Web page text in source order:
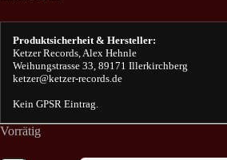
Produktsicherheit & Hersteller:
Ketzer Records, Alex Hehnle
Weihungstrasse 33, 89171 Illerkirchberg
ketzer@ketzer-records.de
Kein GPSR Eintrag.
Vorrätig